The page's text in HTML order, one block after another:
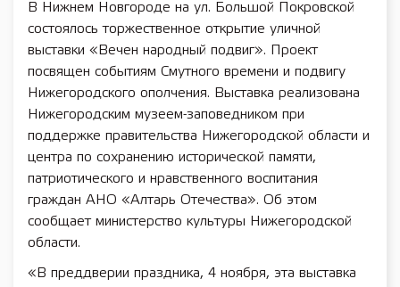
В Нижнем Новгороде на ул. Большой Покровской
состоялось торжественное открытие уличной
выставки «Вечен народный подвиг». Проект
посвящен событиям Смутного времени и подвигу
Нижегородского ополчения. Выставка реализована
Нижегородским музеем-заповедником при
поддержке правительства Нижегородской области и
центра по сохранению исторической памяти,
патриотического и нравственного воспитания
граждан АНО «Алтарь Отечества». Об этом
сообщает министерство культуры Нижегородской
области.
«В преддверии праздника, 4 ноября, эта выставка